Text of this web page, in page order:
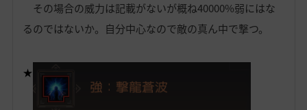
その場合の威力は記載がないが概ね40000%弱にはな
るのではないか。自分中心なので敵の真ん中で撃つ。
★